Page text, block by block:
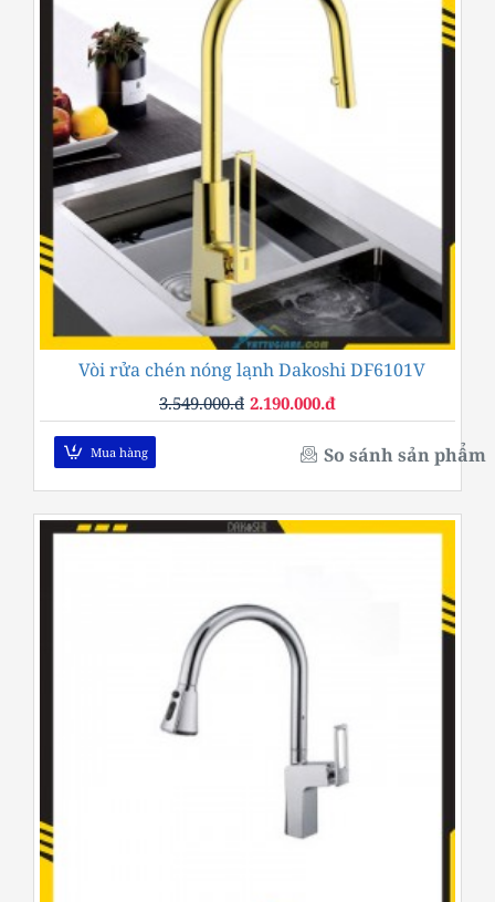
Vòi rửa chén nóng lạnh Dakoshi DF6101V
2.190.000.đ
3.549.000.đ
Mua hàng So sánh sản phẩm